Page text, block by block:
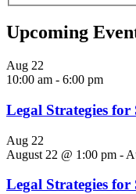
Upcoming
Aug 22
10:00 am - 6:00 pm
Legal Strategies
Aug 22
August 22 @ 1:00 pm -
Legal Strategies